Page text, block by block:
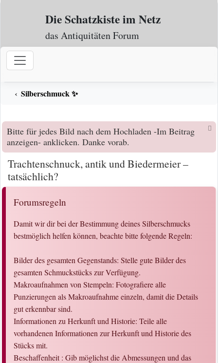
Zum Inhalt
Die Schatzkiste im Netz
das Antiquitäten Forum
Silberschmuck ✨
Bitte für jedes Bild nach dem Hochladen -Im Beitrag
anzeigen- anklicken. Danke vorab.
Trachtenschnuck, antik und Biedermeier –
tatsächlich?
Forumsregeln
Damit wir dir bei der Bestimmung deines Silberschmucks
bestmöglich helfen können, beachte bitte folgende Regeln:
Bilder des gesamten Gegenstands: Stelle gute Bilder des
gesamten Schmuckstücks zur Verfügung.
Makroaufnahmen von Stempeln: Fotografiere alle
Punzierungen als Makroaufnahme einzeln, damit die Details
gut erkennbar sind.
Informationen zu Herkunft und Historie: Teile alle
vorhandenen Informationen zur Herkunft und Historie des
Stücks mit.
Beschaffenheit : Gib möglichst die Abmessungen und das